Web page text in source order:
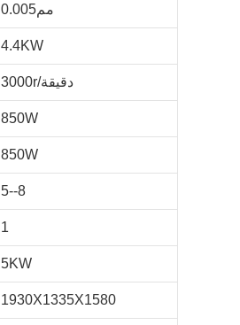
مم0.005
4.4KW
3000r/دقيقة
850W
850W
5--8
1
5KW
1930X1335X1580